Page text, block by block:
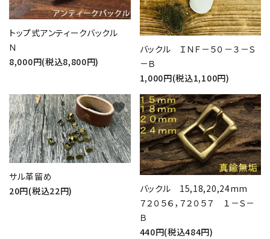
トップ式アンティークバックル
Ｎ
8,000円(税込8,800円)
バックル ＩＮＦ－５０－３－Ｓ
－Ｂ
1,000円(税込1,100円)
サル革留め
20円(税込22円)
favorite
バックル 15,18,20,24mm
７２０５６，７２０５７ １－Ｓ－
Ｂ
440円(税込484円)
favorite